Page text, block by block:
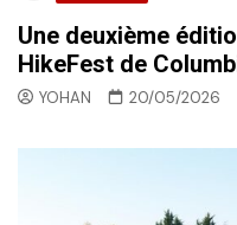
Une deuxième
HikeFest de
YOHAN 20/05/2026